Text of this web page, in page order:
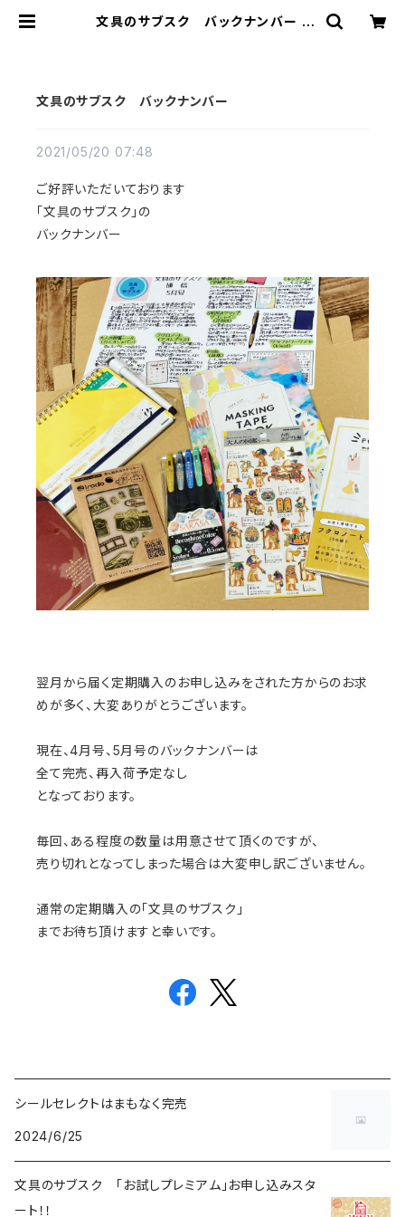
文具のサブスク バックナンバー |
文具のサブスク バックナンバー
2021/05/20 07:48
ご好評いただいております
「文具のサブスク」の
バックナンバー
翌月から届く定期購入のお申し込みをされた方からのお求
めが多く、大変ありがとうございます。
現在、4月号、5月号のバックナンバーは
全て完売、再入荷予定なし
となっております。
毎回、ある程度の数量は用意させて頂くのですが、
売り切れとなってしまった場合は大変申し訳ございません。
通常の定期購入の「文具のサブスク」
までお待ち頂けますと幸いです。
シールセレクトはまもなく完売
2024/6/25
文具のサブスク 「お試しプレミアム」お申し込みスタ
ート！！